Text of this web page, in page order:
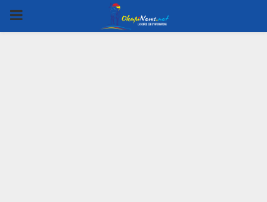
PRIMARY